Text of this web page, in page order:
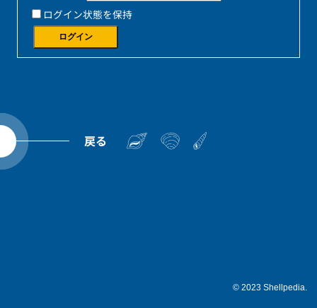
ログイン状態を保持
ログイン
© 2023 Shellpedia.
戻る